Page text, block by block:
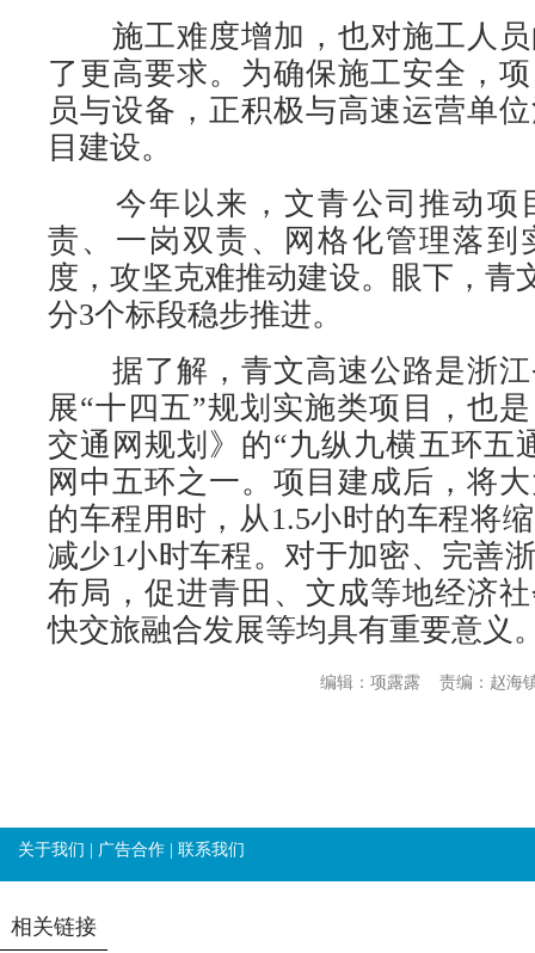
施工难度增加，也对施工人员
了更高要求。为确保施工安全，
员与设备，正积极与高速运营单
目建设。
今年以来，文青公司推动项
责、一岗双责、网格化管理落到
度，攻坚克难推动建设。眼下，青
分3个标段稳步推进。
据了解，青文高速公路是浙江
展“十四五”规划实施类项目，也
交通网规划》的“九纵九横五环五
网中五环之一。项目建成后，将
的车程用时，从1.5小时的车程将
减少1小时车程。对于加密、完善
布局，促进青田、文成等地经济
快交旅融合发展等均具有重要意义
责编：赵海
编辑：项露露
关于我们 广告合作 联系我们
相关链接